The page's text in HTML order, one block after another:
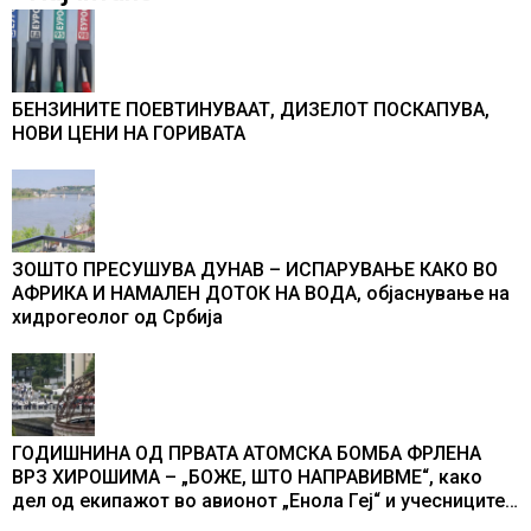
БЕНЗИНИТЕ ПОЕВТИНУВААТ, ДИЗЕЛОТ ПОСКАПУВА,
НОВИ ЦЕНИ НА ГОРИВАТА
ЗОШТО ПРЕСУШУВА ДУНАВ – ИСПАРУВАЊЕ КАКО ВО
АФРИКА И НАМАЛЕН ДОТОК НА ВОДА, објаснување на
хидрогеолог од Србија
ГОДИШНИНА ОД ПРВАТА АТОМСКА БОМБА ФРЛЕНА
ВРЗ ХИРОШИМА – „БОЖЕ, ШТО НАПРАВИВМЕ“, како
дел од екипажот во авионот „Енола Геј“ и учесниците